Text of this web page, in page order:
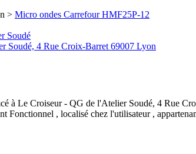
> Micro ondes Carrefour HMF25P-12
Soudé
Soudé, 4 Rue Croix-Barret 69007 Lyon
à Le Croiseur - QG de l'Atelier Soudé, 4 Rue
Fonctionnel , localisé chez l'utilisateur ,